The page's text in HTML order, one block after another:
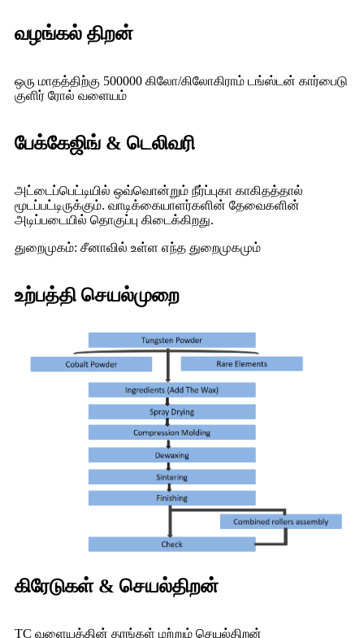
வழங்கல் திறன்
ஒரு மாதத்திற்கு 500000 கிலோ/கிலோகிராம் டங்ஸ்டன் கார்பைடு
குளிர் ரோல் வளையம்
பேக்கேஜிங் & டெலிவரி
அட்டைப்பெட்டியில் ஒவ்வொன்றும் நீர்ப்புகா காகிதத்தால்
மூடப்பட்டிருக்கும். வாடிக்கையாளர்களின் தேவைகளின்
அடிப்படையில் தொகுப்பு கிடைக்கிறது.
துறைமுகம்: சீனாவில் உள்ள எந்த துறைமுகமும்
உற்பத்தி செயல்முறை
கிரேடுகள் & செயல்திறன்
TC வளையத்தின் தரங்கள் மற்றும் செயல்திறன்